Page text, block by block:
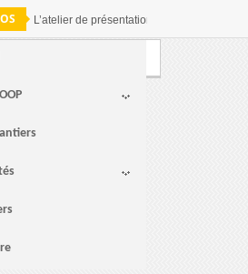
L’atelier de présentation des résultats de